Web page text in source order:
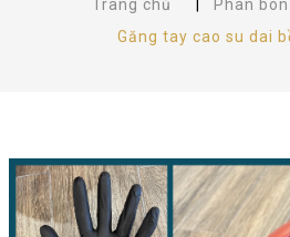
Trang chủ Phân
Găng tay cao su dai